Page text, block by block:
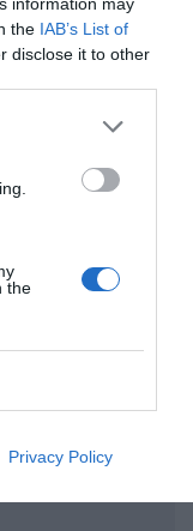
the IAB’s List of
disclose it to other
the
Privacy Policy